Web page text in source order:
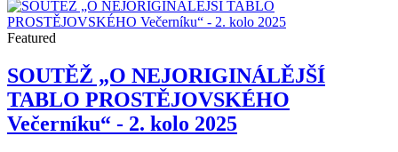
Featured
SOUTĚŽ „O NEJORIGINÁLĚJŠÍ
TABLO PROSTĚJOVSKÉHO
Večerníku“ - 2. kolo 2025